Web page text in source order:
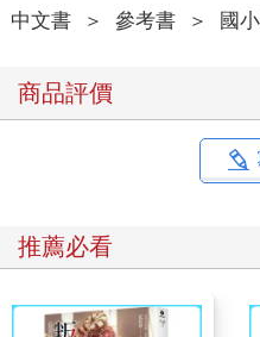
中文書 ＞ 參考書 ＞ 國
商品評價
推薦必看